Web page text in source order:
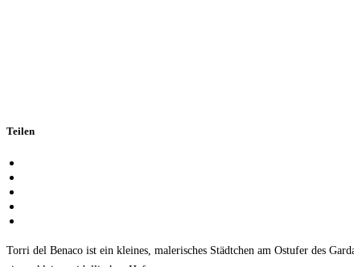
Teilen
Torri del Benaco ist ein kleines, malerisches Städtchen am Ostufer des